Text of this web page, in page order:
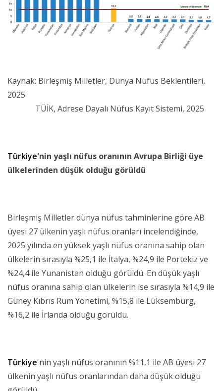
Kaynak: Birleşmiş Milletler, Dünya Nüfus Beklentileri,
2025
TÜİK, Adrese Dayalı Nüfus Kayıt Sistemi, 2025
Türkiye'nin yaşlı nüfus oranının Avrupa Birliği üye
ülkelerinden düşük olduğu görüldü
Birleşmiş Milletler dünya nüfus tahminlerine göre AB
üyesi 27 ülkenin yaşlı nüfus oranları incelendiğinde,
2025 yılında en yüksek yaşlı nüfus oranına sahip olan
ülkelerin sırasıyla %25,1 ile İtalya, %24,9 ile Portekiz ve
%24,4 ile Yunanistan olduğu görüldü. En düşük yaşlı
nüfus oranına sahip olan ülkelerin ise sırasıyla %14,9 ile
Güney Kıbrıs Rum Yönetimi, %15,8 ile Lüksemburg,
%16,2 ile İrlanda olduğu görüldü.
Türkiye'nin yaşlı nüfus oranının %11,1 ile AB üyesi 27
ülkenin yaşlı nüfus oranlarından daha düşük olduğu